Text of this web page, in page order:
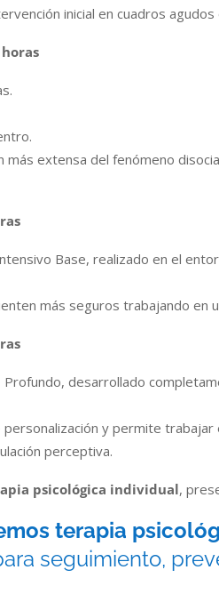
inicial en cuadros
más extensa del fenómeno
Base, realizado en el
más seguros trabajando
desarrollado
personalización y permite
perceptiva.
psicológica individual,
terapia
seguimiento,